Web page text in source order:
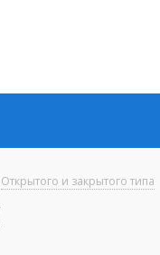
Открытого и закрытого типа